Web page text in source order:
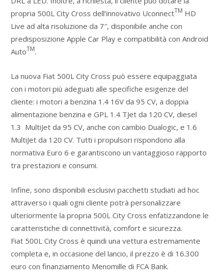
propria 500L City Cross dell’innovativo UconnectTM HD
Live ad alta risoluzione da 7″, disponibile anche con
predisposizione Apple Car Play e compatibilità con Android
AutoTM.
La nuova Fiat 500L City Cross può essere equipaggiata
con i motori più adeguati alle specifiche esigenze del
cliente: i motori a benzina 1.4 16V da 95 CV, a doppia
alimentazione benzina e GPL 1.4 TJet da 120 CV, diesel
1.3 MultiJet da 95 CV, anche con cambio Dualogic, e 1.6
MultiJet da 120 CV. Tutti i propulsori rispondono alla
normativa Euro 6 e garantiscono un vantaggioso rapporto
tra prestazioni e consumi.
Infine, sono disponibili esclusivi pacchetti studiati ad hoc
attraverso i quali ogni cliente potrà personalizzare
ulteriormente la propria 500L City Cross enfatizzandone le
caratteristiche di connettività, comfort e sicurezza.
Fiat 500L City Cross è quindi una vettura estremamente
completa e, in occasione del lancio, il prezzo è di 16.300
euro con finanziamento Menomille di FCA Bank.